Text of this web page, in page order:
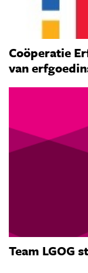
Coöperatie
van
Team LGOG